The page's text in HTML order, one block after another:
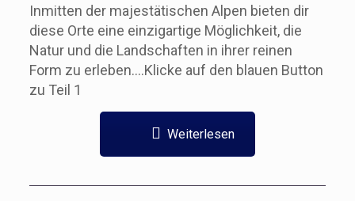
Inmitten der majestätischen Alpen bieten dir
diese Orte eine einzigartige Möglichkeit, die
Natur und die Landschaften in ihrer reinen
Form zu erleben….Klicke auf den blauen Button
zu Teil 1
Weiterlesen